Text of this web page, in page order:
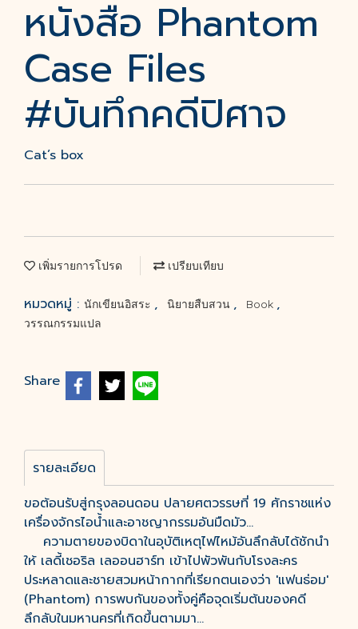
หนังสือ Phantom
Case Files
#บันทึกคดีปิศาจ
Cat’s box
เพิ่มรายการโปรด เปรียบเทียบ
หมวดหมู่ : นักเขียนอิสระ , นิยายสืบสวน , Book ,
วรรณกรรมแปล
Share
รายละเอียด
ขอต้อนรับสู่กรุงลอนดอน ปลายศตวรรษที่ 19 ศักราชแห่ง
เครื่องจักรไอน้ำและอาชญากรรมอันมืดมัว...
ความตายของบิดาในอุบัติเหตุไฟไหม้อันลึกลับได้ชักนำ
ให้ เลดี้เชอริล เลออนฮาร์ท เข้าไปพัวพันกับโรงละคร
ประหลาดและชายสวมหน้ากากที่เรียกตนเองว่า 'แฟนธ่อม'
(Phantom) การพบกันของทั้งคู่คือจุดเริ่มต้นของคดี
ลึกลับในมหานครที่เกิดขึ้นตามมา...